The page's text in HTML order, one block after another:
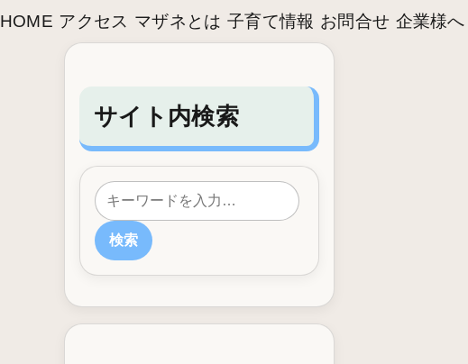
HOME アクセス マザネとは 子育て情報 お問合せ 企業様へ
サイト内検索
検索